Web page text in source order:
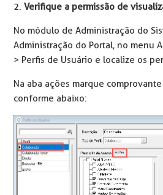
2.Verifique a permissão de
No módulo de Administração do
Administração do Portal, no menu
> Perfis de Usuário e localize os
Na aba ações marque
conforme abaixo: